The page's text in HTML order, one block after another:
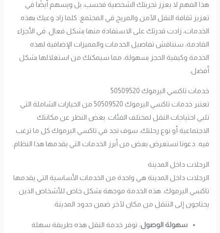
هذا الفهم لا يعزز تجربتك الشخصية فحسب، بل ويسهم أيضًا في
تعزيز ثقافة النقل الآمن والمريح في المجتمع. كلما زاد وعيك بهذه
الخدمات، زادت قدرتك على الاستفادة منها بشكل فعال. في الأجزاء
القادمة، سنناقش تفاصيل الخدمات والمميزات الإضافية لهذه
الخدمة وكيفية الحجز بسهولة، مما سيمكنك من استغلالها بشكل
أفضل.
خدمات تاكسي اليرموك 50509520
تعتبر خدمات تاكسي اليرموك 50509520 من الخيارات الشاملة التي
تلبي احتياجات النقل لمختلف الفئات. بغض النظر عن مكانتك
الاجتماعية أو نوع رحلتك، سوف تجد في تاكسي اليرموك كل ما ترغب
فيه. دعونا نستعرض بعض من أبرز الخدمات التي يقدمها هذا النظام.
الرحلات داخل المدينة
الرحلات داخل المدينة هي واحدة من الخدمات الأساسية التي يقدمها
تاكسي اليرموك. هذه الخدمة موجهة بشكل خاص للأشخاص الذين
يحتاجون إلى التنقل من مكان لآخر ضمن حدود المدينة.
سهولة الوصول: توفر خدمة النقل هذه طريقة سهلة